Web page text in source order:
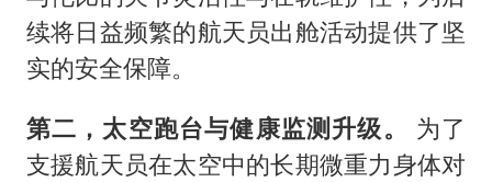
续将日益频繁的航天员出舱活动提供了坚
实的安全保障。
第二，太空跑台与健康监测升级。
为了
支援航天员在太空中的长期微重力身体对